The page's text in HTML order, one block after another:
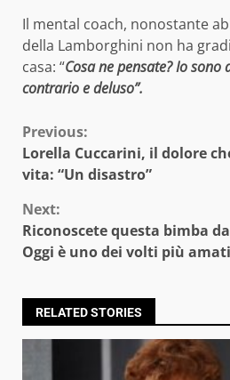
Il mental coach, nonostante
della Lamborghini non ha
casa: “Cosa ne pensate? Io sono
contrario e deluso”.
Continue
Reading
Previous:
Lorella Cuccarini, il dolore
vita: “Un disastro”
Next:
Riconoscete questa bimba
Oggi è uno dei volti più
RELATED STORIES